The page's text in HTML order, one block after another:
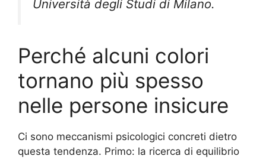
Università degli Studi di Milano.
Perché alcuni colori
tornano più spesso
nelle persone insicure
Ci sono meccanismi psicologici concreti dietro
questa tendenza. Primo: la ricerca di equilibrio